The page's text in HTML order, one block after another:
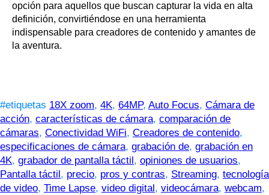
opción para aquellos que buscan capturar la vida en alta
definición, convirtiéndose en una herramienta
indispensable para creadores de contenido y amantes de
la aventura.
#etiquetas 18X zoom, 4K, 64MP, Auto Focus, Cámara de
acción, características de cámara, comparación de
cámaras, Conectividad WiFi, Creadores de contenido,
especificaciones de cámara, grabación de, grabación en
4K, grabador de pantalla táctil , opiniones de usuarios,
Pantalla táctil , precio, pros y contras, Streaming, tecnología
de video, Time Lapse, video digital , videocámara, webcam,